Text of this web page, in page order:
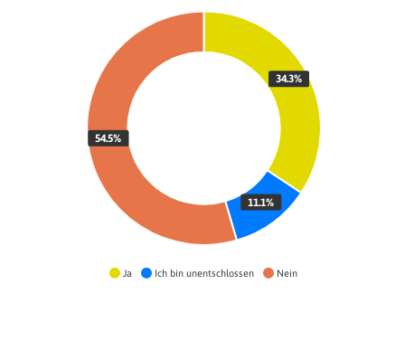
Ja Ich bin unentschlossen Nein
34.3%
11.1%
54.5%